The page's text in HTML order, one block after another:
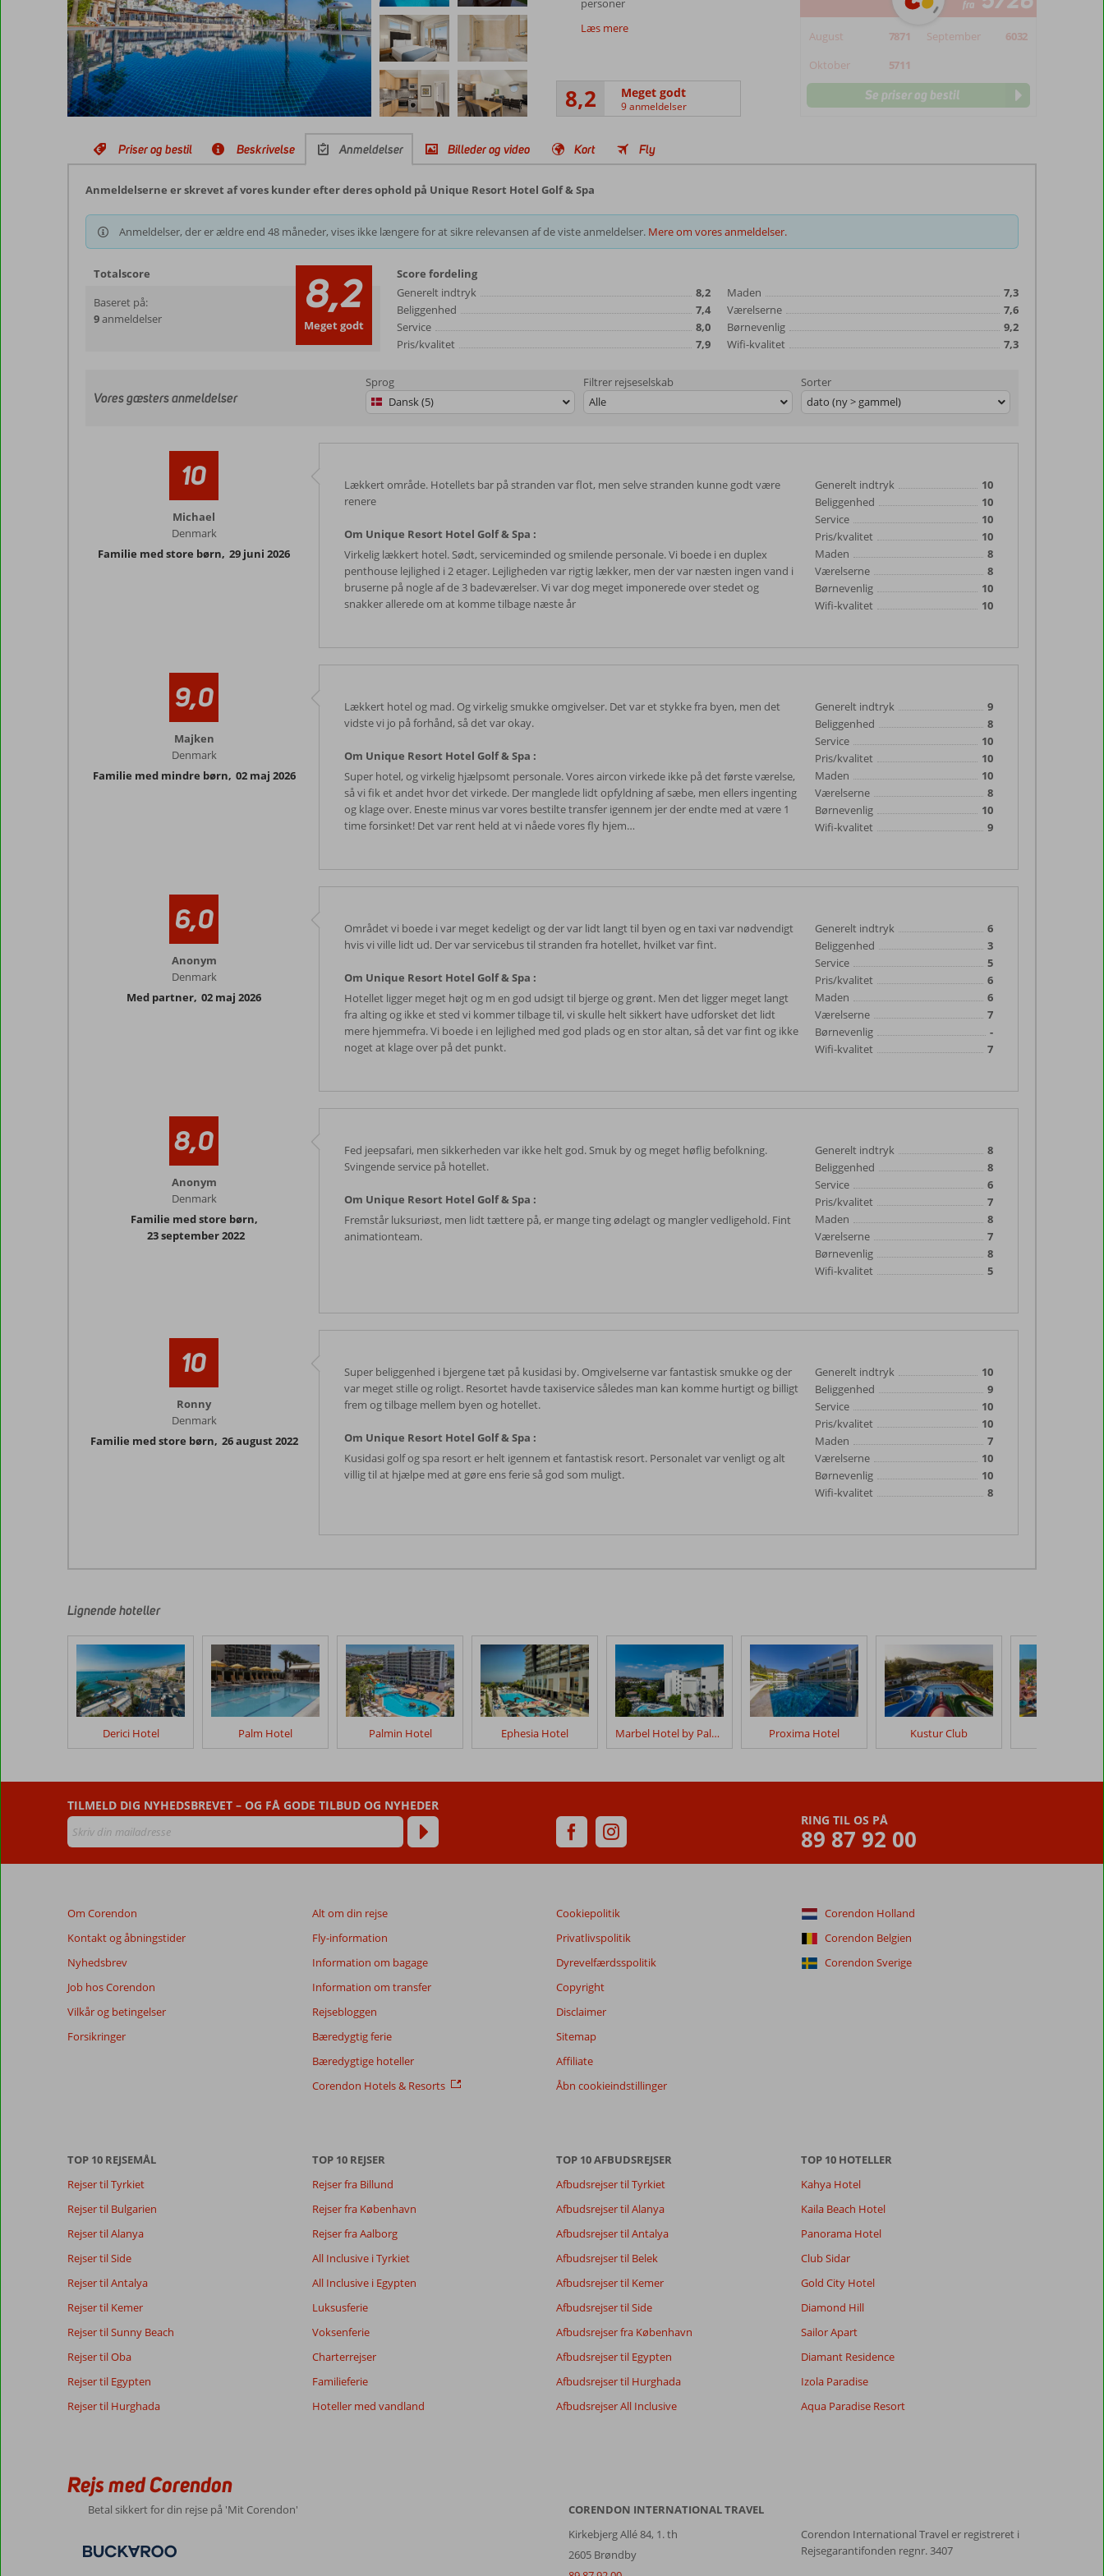
personer
Læs mere
8,2 Meget godt
9 anmeldelser
fra
August 7871 September
6032
Oktober
5711
Se priser og bestil
Priser og bestil Beskrivelse Anmeldelser Billeder og video Kort Fly
Anmeldelserne er skrevet af vores kunder efter deres ophold på Unique Resort Hotel Golf & Spa
Anmeldelser, der er ældre end 48 måneder, vises ikke længere for at sikre relevansen af de viste anmeldelser. Mere om vores anmeldelser.
Totalscore
Baseret på:
9anmeldelser 8,2
Meget godt
Score fordeling
Generelt indtryk
8,2
Beliggenhed
7,4
Service
8,0
Pris/kvalitet
7,9
Maden
7,3
Værelserne
7,6
Børnevenlig
9,2
Wifi-kvalitet
7,3
Vores gæsters anmeldelser
Sprog
Dansk (5)
Filtrer rejseselskab
Alle
Sorter
dato (ny > gammel)
10
Michael
Denmark
Familie med store børn, 29 juni 2026
Lækkert område. Hotellets bar på stranden var flot, men selve stranden kunne godt være
renere
Om Unique Resort Hotel Golf & Spa :
Virkelig lækkert hotel. Sødt, serviceminded og smilende personale. Vi boede i en duplex
penthouse lejlighed i 2 etager. Lejligheden var rigtig lækker, men der var næsten ingen vand i
bruserne på nogle af de 3 badeværelser. Vi var dog meget imponerede over stedet og
snakker allerede om at komme tilbage næste år
Generelt indtryk
10
Beliggenhed
10
Service
10
Pris/kvalitet
10
Maden
8
Værelserne
8
Børnevenlig
10
Wifi-kvalitet
10
9,0
Majken
Denmark
Familie med mindre børn, 02 maj 2026
Lækkert hotel og mad. Og virkelig smukke omgivelser. Det var et stykke fra byen, men det
vidste vi jo på forhånd, så det var okay.
Om Unique Resort Hotel Golf & Spa :
Super hotel, og virkelig hjælpsomt personale. Vores aircon virkede ikke på det første værelse,
så vi fik et andet hvor det virkede. Der manglede lidt opfyldning af sæbe, men ellers ingenting
og klage over. Eneste minus var vores bestilte transfer igennem jer der endte med at være 1
time forsinket! Det var rent held at vi nåede vores fly hjem…
Generelt indtryk
9
Beliggenhed
8
Service
10
Pris/kvalitet
10
Maden
10
Værelserne
8
Børnevenlig
10
Wifi-kvalitet
9
6,0
Anonym
Denmark
Med partner, 02 maj 2026
Området vi boede i var meget kedeligt og der var lidt langt til byen og en taxi var nødvendigt
hvis vi ville lidt ud. Der var servicebus til stranden fra hotellet, hvilket var fint.
Om Unique Resort Hotel Golf & Spa :
Hotellet ligger meget højt og m en god udsigt til bjerge og grønt. Men det ligger meget langt
fra alting og ikke et sted vi kommer tilbage til, vi skulle helt sikkert have udforsket det lidt
mere hjemmefra. Vi boede i en lejlighed med god plads og en stor altan, så det var fint og ikke
noget at klage over på det punkt.
Generelt indtryk
6
Beliggenhed
3
Service
5
Pris/kvalitet
6
Maden
6
Værelserne
7
Børnevenlig
-
Wifi-kvalitet
7
8,0
Anonym
Denmark
Familie med store børn,
23 september 2022
Fed jeepsafari, men sikkerheden var ikke helt god. Smuk by og meget høflig befolkning.
Svingende service på hotellet.
Om Unique Resort Hotel Golf & Spa :
Fremstår luksuriøst, men lidt tættere på, er mange ting ødelagt og mangler vedligehold. Fint
animationteam.
Generelt indtryk
8
Beliggenhed
8
Service
6
Pris/kvalitet
7
Maden
8
Værelserne
7
Børnevenlig
8
Wifi-kvalitet
5
10
Ronny
Denmark
Familie med store børn, 26 august 2022
Super beliggenhed i bjergene tæt på kusidasi by. Omgivelserne var fantastisk smukke og der
var meget stille og roligt. Resortet havde taxiservice således man kan komme hurtigt og billigt
frem og tilbage mellem byen og hotellet.
Om Unique Resort Hotel Golf & Spa :
Kusidasi golf og spa resort er helt igennem et fantastisk resort. Personalet var venligt og alt
villig til at hjælpe med at gøre ens ferie så god som muligt.
Generelt indtryk
10
Beliggenhed
9
Service
10
Pris/kvalitet
10
Maden
7
Værelserne
10
Børnevenlig
10
Wifi-kvalitet
8
Lignende hoteller
Derici Hotel Palm Hotel Palmin Hotel Ephesia Hotel Marbel Hotel by Palm Wings Proxima Hotel Kustur Club
RING TIL OS PÅ
89 87 92 00
TILMELD DIG NYHEDSBREVET – OG FÅ GODE TILBUD OG NYHEDER
Om Corendon
Kontakt og åbningstider
Nyhedsbrev
Job hos Corendon
Vilkår og betingelser
Forsikringer
Alt om din rejse
Fly-information
Information om bagage
Information om transfer
Rejsebloggen
Bæredygtig ferie
Bæredygtige hoteller
Corendon Hotels & Resorts
Cookiepolitik
Privatlivspolitik
Dyrevelfærdsspolitik
Copyright
Disclaimer
Sitemap
Affiliate
Åbn cookieindstillinger
Corendon Holland
Corendon Belgien
Corendon Sverige
TOP 10 REJSEMÅL
Rejser til Tyrkiet
Rejser til Bulgarien
Rejser til Alanya
Rejser til Side
Rejser til Antalya
Rejser til Kemer
Rejser til Sunny Beach
Rejser til Oba
Rejser til Egypten
Rejser til Hurghada
TOP 10 REJSER
Rejser fra Billund
Rejser fra København
Rejser fra Aalborg
All Inclusive i Tyrkiet
All Inclusive i Egypten
Luksusferie
Voksenferie
Charterrejser
Familieferie
Hoteller med vandland
TOP 10 AFBUDSREJSER
Afbudsrejser til Tyrkiet
Afbudsrejser til Alanya
Afbudsrejser til Antalya
Afbudsrejser til Belek
Afbudsrejser til Kemer
Afbudsrejser til Side
Afbudsrejser fra København
Afbudsrejser til Egypten
Afbudsrejser til Hurghada
Afbudsrejser All Inclusive
TOP 10 HOTELLER
Kahya Hotel
Kaila Beach Hotel
Panorama Hotel
Club Sidar
Gold City Hotel
Diamond Hill
Sailor Apart
Diamant Residence
Izola Paradise
Aqua Paradise Resort
Rejs med Corendon
Betal sikkert for din rejse på 'Mit Corendon'
CORENDON INTERNATIONAL TRAVEL
Kirkebjerg Allé 84, 1. th
2605 Brøndby
Corendon International Travel er registreret i
Rejsegarantifonden regnr. 3407